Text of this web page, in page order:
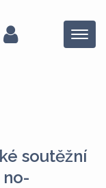
Menu
soutěžní